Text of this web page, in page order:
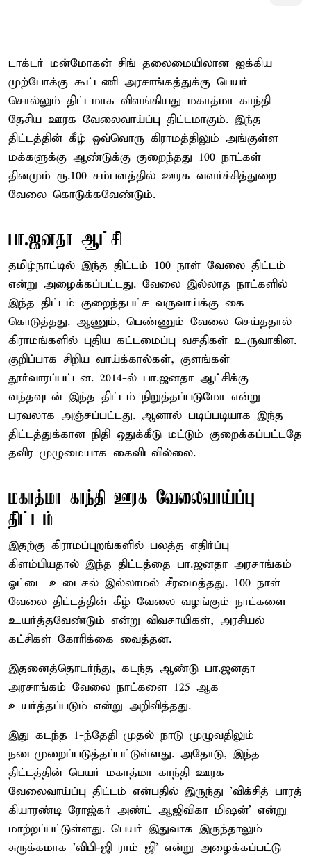
டாக்டர் மன்மோகன் சிங் தலைமையிலான ஐக்கிய
முற்போக்கு கூட்டணி அரசாங்கத்துக்கு பெயர்
சொல்லும் திட்டமாக விளங்கியது மகாத்மா காந்தி
தேசிய ஊரக வேலைவாய்ப்பு திட்டமாகும். இந்த
திட்டத்தின் கீழ் ஒவ்வொரு கிராமத்திலும் அங்குள்ள
மக்களுக்கு ஆண்டுக்கு குறைந்தது 100 நாட்கள்
தினமும் ரூ.100 சம்பளத்தில் ஊரக வளர்ச்சித்துறை
வேலை கொடுக்கவேண்டும்.
பா.ஜனதா ஆட்சி
தமிழ்நாட்டில் இந்த திட்டம் 100 நாள் வேலை திட்டம்
என்று அழைக்கப்பட்டது. வேலை இல்லாத நாட்களில்
இந்த திட்டம் குறைந்தபட்ச வருவாய்க்கு கை
கொடுத்தது. ஆணும், பெண்ணும் வேலை செய்ததால்
கிராமங்களில் புதிய கட்டமைப்பு வசதிகள் உருவாகின.
குறிப்பாக சிறிய வாய்க்கால்கள், குளங்கள்
தூர்வாரப்பட்டன. 2014-ல் பா.ஜனதா ஆட்சிக்கு
வந்தவுடன் இந்த திட்டம் நிறுத்தப்படுமோ என்று
பரவலாக அஞ்சப்பட்டது. ஆனால் படிப்படியாக இந்த
திட்டத்துக்கான நிதி ஒதுக்கீடு மட்டும் குறைக்கப்பட்டதே
தவிர முழுமையாக கைவிடவில்லை.
மகாத்மா காந்தி ஊரக வேலைவாய்ப்பு
திட்டம்
இதற்கு கிராமப்புறங்களில் பலத்த எதிர்ப்பு
கிளம்பியதால் இந்த திட்டத்தை பா.ஜனதா அரசாங்கம்
ஓட்டை உடைசல் இல்லாமல் சீரமைத்தது. 100 நாள்
வேலை திட்டத்தின் கீழ் வேலை வழங்கும் நாட்களை
உயர்த்தவேண்டும் என்று விவசாயிகள், அரசியல்
கட்சிகள் கோரிக்கை வைத்தன.
இதனைத்தொடர்ந்து, கடந்த ஆண்டு பா.ஜனதா
அரசாங்கம் வேலை நாட்களை 125 ஆக
உயர்த்தப்படும் என்று அறிவித்தது.
இது கடந்த 1-ந்தேதி முதல் நாடு முழுவதிலும்
நடைமுறைப்படுத்தப்பட்டுள்ளது. அதோடு, இந்த
திட்டத்தின் பெயர் மகாத்மா காந்தி ஊரக
வேலைவாய்ப்பு திட்டம் என்பதில் இருந்து 'விக்சித் பாரத்
கியாரண்டி ரோஜ்கர் அண்ட் ஆஜிவிகா மிஷன்' என்று
மாற்றப்பட்டுள்ளது. பெயர் இதுவாக இருந்தாலும்
சுருக்கமாக 'விபி-ஜி ராம் ஜி' என்று அழைக்கப்பட்டு